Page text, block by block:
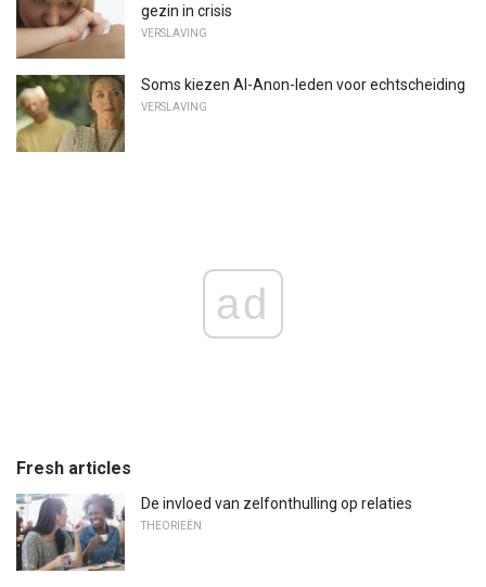
gezin in crisis
VERSLAVING
Soms kiezen Al-Anon-leden voor echtscheiding
VERSLAVING
ad
Fresh articles
De invloed van zelfonthulling op relaties
THEORIEËN